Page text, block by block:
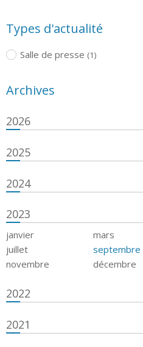
Types d'actualité
Salle de presse (1)
Archives
2026
2025
2024
2023
janvier mars
juillet
septembre
novembre
décembre
2022
2021